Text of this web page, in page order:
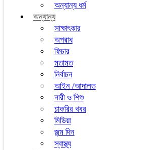
অন্যান্য ধর্ম
অন্যান্য
সাক্ষাৎকার
অপরাধ
ফিচার
মতামত
নির্বাচন
আইন /আদালত
নারী ও শিশু
চাকরির খবর
মিডিয়া
জন্ম দিন
স্বাস্থ্য